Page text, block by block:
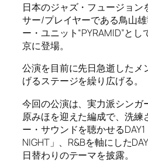
日本のジャズ・フュージョン
サー/プレイヤーである鳥山
ー・ユニット“PYRAMID”と
京に登場。
公演を目前に先日急逝したメ
げるステージを繰り広げる。
今回の公演は、実力派シンガ
原みほを迎えた編成で、洗練
ー・サウンドを聴かせるDAY1
NIGHT」、R&Bを軸にした
日替わりのテーマを披露。